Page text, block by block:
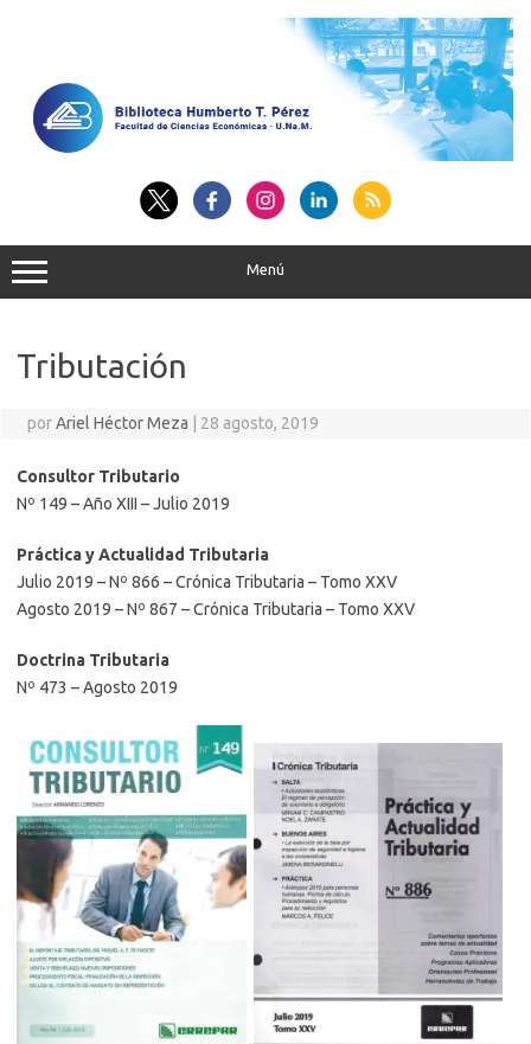
Menú
Tributación
porAriel Héctor Meza 28 agosto, 2019
Consultor Tributario
Nº 149 – Año XIII – Julio 2019
Práctica y Actualidad Tributaria
Julio 2019 – Nº 866 – Crónica Tributaria – Tomo XXV
Agosto 2019 – Nº 867 – Crónica Tributaria – Tomo XXV
Doctrina Tributaria
Nº 473 – Agosto 2019